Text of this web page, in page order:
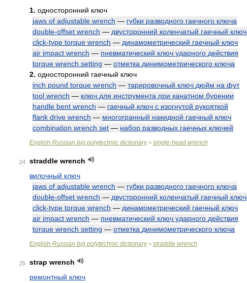
1. односторонний ключ
jaws of adjustable wrench — губки разводного гаечного ключа
double-offset wrench — двусторонний коленчатый гаечный ключ
click-type torque wrench — динамометрический гаечный ключ
air impact wrench — пневматический ключ ударного действия
torque wrench setting — отметка динимометрического ключа
2. односторонний гаечный ключ
inch pound torque wrench — тарировочный ключ дюйм на фут
tool wrench — ключ для инструмента при канатном бурении
handle bent wrench — гаечный ключ с изогнутой рукояткой
flank drive wrench — многогранный накидной гаечный ключ
combination wrench set — набор разводных гаечных ключей
English-Russian big polytechnic dictionary> single-head wrench
24 straddle wrench
вилочный ключ
jaws of adjustable wrench — губки разводного гаечного ключа
double-offset wrench — двусторонний коленчатый гаечный ключ
click-type torque wrench — динамометрический гаечный ключ
air impact wrench — пневматический ключ ударного действия
torque wrench setting — отметка динимометрического ключа
English-Russian big polytechnic dictionary> straddle wrench
25 strap wrench
ремонтный ключ